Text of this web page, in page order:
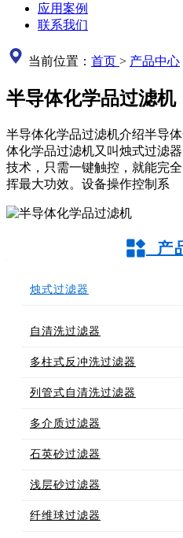
应用案例
联系我们
当前位置： 首页 > 产品中心
半导体化学品过滤机
半导体化学品过滤机介绍半导
体化学品过滤机又叫烛式过滤
技术，只需一键触控，就能完
挥最大功效。设备操作控制系
产
烛式过滤器
自清洗过滤器
多柱式反冲洗过滤器
列管式自清洗过滤器
多介质过滤器
石英砂过滤器
浅层砂过滤器
纤维球过滤器